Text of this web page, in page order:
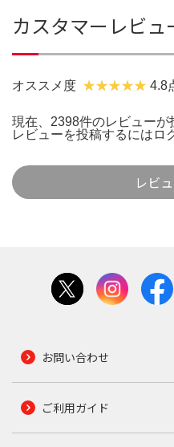
カスタマーレビュ
オススメ度 4.8
現在、2398件のレビューが
レビューを投稿するには ロ
レビ
お問い合わせ
ご利用ガイド